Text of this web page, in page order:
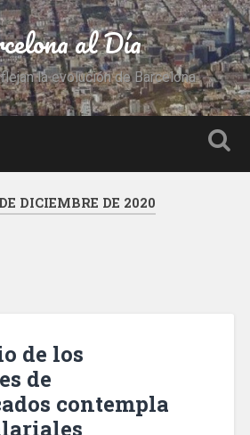
al Día
la evolución de Barcelona
DICIEMBRE DE 2020
de los
de
contempla